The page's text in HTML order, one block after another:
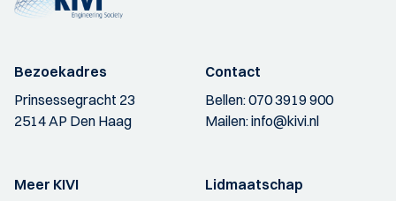
Bezoekadres
Prinsessegracht 23
2514 AP Den Haag
Contact
Bellen:070 3919 900
Mailen:info@kivi.nl
Meer KIVI
Lidmaatschap